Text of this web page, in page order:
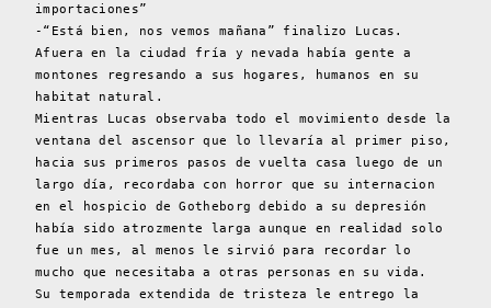
importaciones”
-“Está bien, nos vemos mañana” finalizo Lucas.
Afuera en la ciudad fría y nevada había gente a
montones regresando a sus hogares, humanos en su
habitat natural.
Mientras Lucas observaba todo el movimiento desde la
ventana del ascensor que lo llevaría al primer piso,
hacia sus primeros pasos de vuelta casa luego de un
largo día, recordaba con horror que su internacion
en el hospicio de Gotheborg debido a su depresión
había sido atrozmente larga aunque en realidad solo
fue un mes, al menos le sirvió para recordar lo
mucho que necesitaba a otras personas en su vida.
Su temporada extendida de tristeza le entrego la